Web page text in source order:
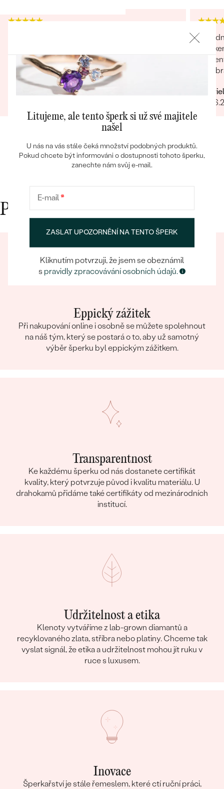
Bestsellery
OBJEVIT
BARVA:
zabalený e udělal velkou radost, mohu jen
doporučit, D.
byl
je
Proč nakupovat v Eppi
Eppický zážitek
Při nakupování online i osobně se můžete spolehnout
na náš tým, který se postará o to, aby už samotný
výběr šperku byl eppickým zážitkem.
Transparentnost
Ke každému šperku od nás dostanete certifikát
kvality, který potvrzuje původ i kvalitu materiálu. U
drahokamů přidáme také certifikáty od mezinárodních
institucí.
Udržitelnost a etika
Klenoty vytváříme z lab-grown diamantů a
recyklovaného zlata, stříbra nebo platiny. Chceme tak
vyslat signál, že etika a udržitelnost mohou jít ruku v
ruce s luxusem.
Inovace
Šperkařství je stále řemeslem, které ctí ruční práci,
Litujeme, ale tento šperk si už své majitele
našel
U nás na vás stále čeká množství podobných produktů.
Pokud chcete být informováni o dostupnosti tohoto šperku,
zanechte nám svůj e-mail.
E-mail*
ZASLAT UPOZORNĚNÍ NA TENTO ŠPERK
Kliknutím potvrzuji, že jsem se obeznámil
s pravidly zpracovávání osobních údajů.